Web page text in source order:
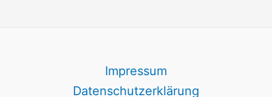
Impressum
Datenschutzerklärung